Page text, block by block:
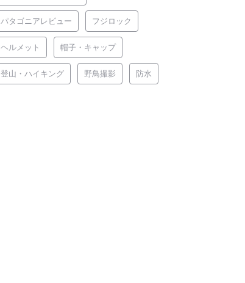
パタゴニアレビュー フジロック
ヘルメット 帽子・キャップ
登山・ハイキング 野鳥撮影 防水